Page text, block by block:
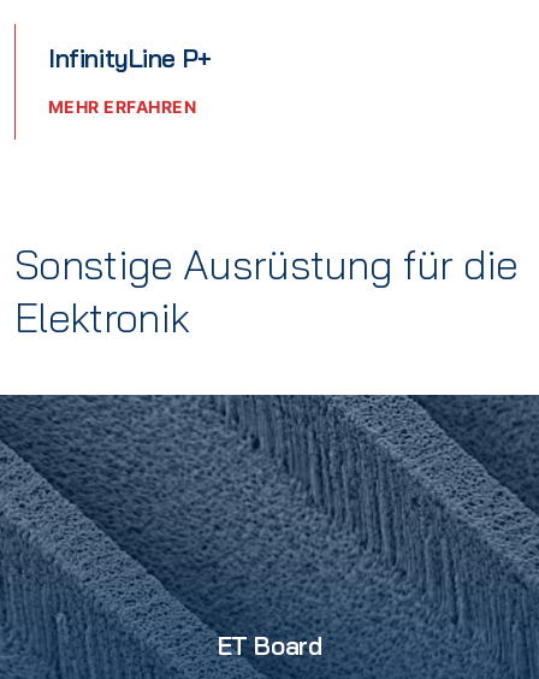
InfinityLine P+
MEHR ERFAHREN
Sonstige Ausrüstung für die
Elektronik
ET Board